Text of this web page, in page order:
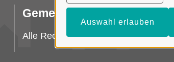
Auswahl erlauben
Gemeinde Bad Laer
Alle Rechte vorbehalten